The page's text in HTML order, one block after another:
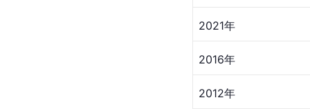
2021年
2016年
2012年